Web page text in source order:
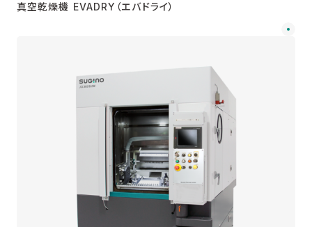
真空乾燥機 EVADRY（エバドライ）